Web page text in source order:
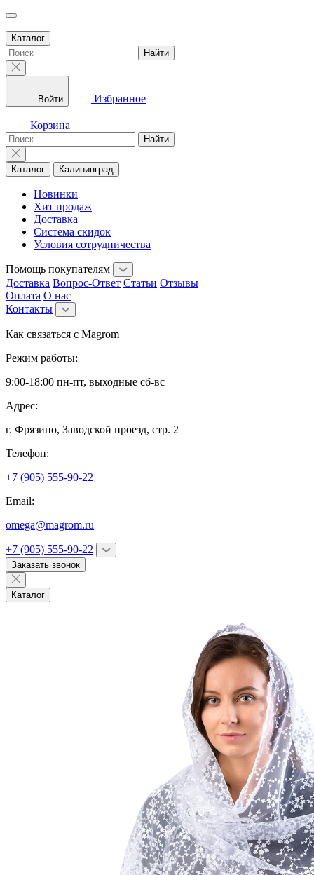
Каталог
Найти
Войти Избранное
Корзина
Найти
Каталог Калининград
Новинки
Хит продаж
Доставка
Система скидок
Условия сотрудничества
Помощь покупателям
Доставка Вопрос-Ответ Статьи Отзывы
Оплата О нас
Контакты
Как связаться с Magrom
Режим работы:
9:00-18:00 пн-пт, выходные сб-вс
Адрес:
г. Фрязино, Заводской проезд, стр. 2
Телефон:
+7 (905) 555-90-22
Email:
omega@magrom.ru
+7 (905) 555-90-22
Заказать звонок
Каталог